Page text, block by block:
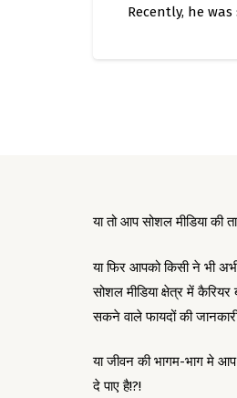
Recently, he
या तो आप सोशल मीडिया की
या फिर आपको किसी ने भी
सोशल मीडिया क्षेत्र में
सकने वाले फायदों की
या जीवन की भागम-भाग मे आप
दे पाए है!?!